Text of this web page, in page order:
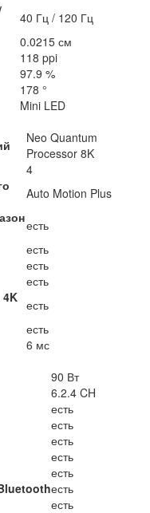
40 Гц / 120 Гц
0.0215 см
118 ppi
97.9 %
178 °
Mini LED
Neo Quantum
Processor 8K
4
Auto Motion Plus
есть
есть
есть
есть
есть
есть
6 мс
90 Вт
6.2.4 CH
есть
есть
есть
есть
есть
есть
есть